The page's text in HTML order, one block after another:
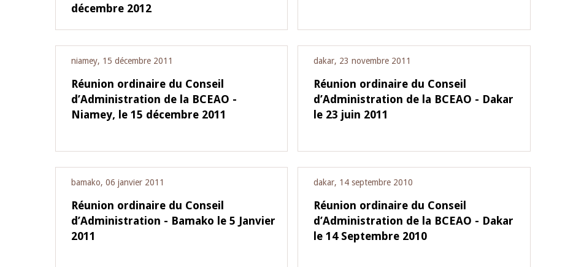
décembre 2012
niamey, 15 décembre 2011
Réunion ordinaire du Conseil
d’Administration de la BCEAO -
Niamey, le 15 décembre 2011
dakar, 23 novembre 2011
Réunion ordinaire du Conseil
d’Administration de la BCEAO - Dakar
le 23 juin 2011
bamako, 06 janvier 2011
Réunion ordinaire du Conseil
d’Administration - Bamako le 5 Janvier
2011
dakar, 14 septembre 2010
Réunion ordinaire du Conseil
d’Administration de la BCEAO - Dakar
le 14 Septembre 2010